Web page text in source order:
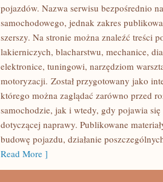
pojazdów. Nazwa serwisu bezpośrednio
samochodowego, jednak zakres
szerszy. Na stronie można znaleźć treści
lakierniczych, blacharstwu, mechanice,
elektronice, tuningowi, narzędziom
motoryzacji. Został przygotowany jako
którego można zaglądać zarówno przed
samochodzie, jak i wtedy, gdy pojawia
dotyczącej naprawy. Publikowane
budowę pojazdu, działanie
Read More ]